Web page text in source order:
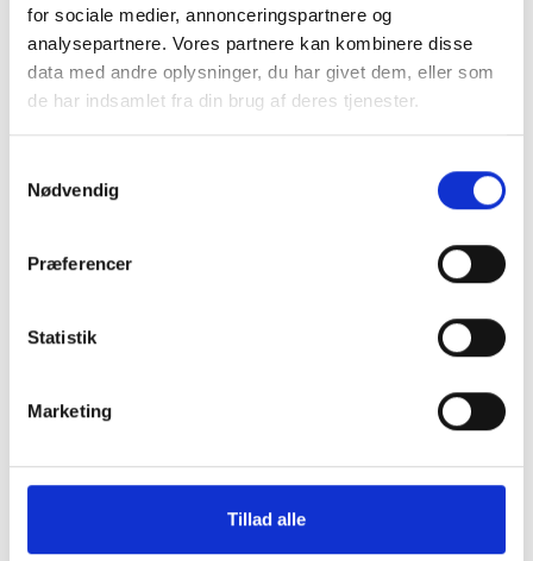
for sociale medier, annonceringspartnere og
analysepartnere. Vores partnere kan kombinere disse
data med andre oplysninger, du har givet dem, eller som
de har indsamlet fra din brug af deres tjenester.
Nødvendig
Præferencer
Statistik
Marketing
Tillad alle
GreenMind